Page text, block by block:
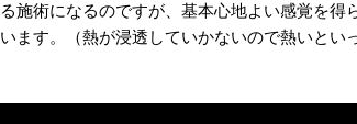
施術になるのですが、基本心地よい感覚を得
ます。（熱が浸透していかないので熱いとい